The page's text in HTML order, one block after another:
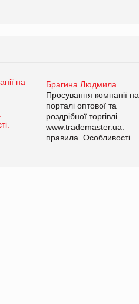
Брагина Людмила
Просування компанії на
порталі оптової та
роздрібної торгівлі
www.trademaster.ua.
правила. Особливості.